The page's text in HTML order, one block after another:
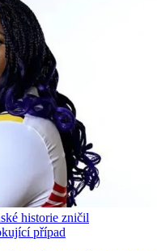
historie zničil
případ